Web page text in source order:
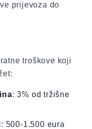
prijevoza do
troškove koji
: 3% od tržišne
: 500-1.500 eura